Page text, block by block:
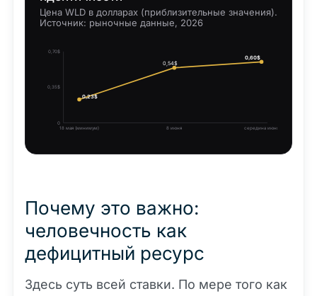
Цена WLD в долларах (приблизительные значения).
Источник: рыночные данные, 2026
0,70$
0,35$
0
0,23$
0,54$
0,60$
18 мая (минимум) 8 июня середина июня
Почему это важно:
человечность как
дефицитный ресурс
Здесь суть всей ставки. По мере того как